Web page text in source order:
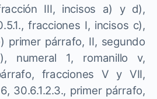
III, incisos a) y d),
fracciones I, incisos c),
primer párrafo, II, segundo
numeral 1, romanillo v,
fracciones V y VII,
30.6.1.2.3., primer párrafo,